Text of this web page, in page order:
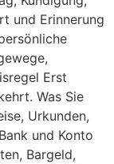
und Erinnerung
Erst
Was Sie
Urkunden,
und Konto
Bargeld,